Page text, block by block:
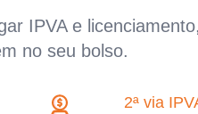
IPVA e licenciamento,
no seu bolso.
2ª via